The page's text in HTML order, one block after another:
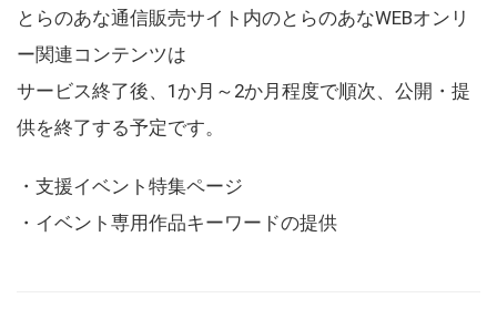
とらのあな通信販売サイト内のとらのあなWEBオンリ
ー関連コンテンツは
サービス終了後、1か月～2か月程度で順次、公開・提
供を終了する予定です。
・支援イベント特集ページ
・イベント専用作品キーワードの提供